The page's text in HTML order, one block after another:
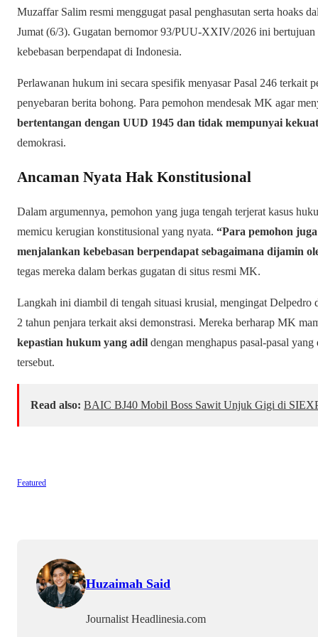
Muzaffar Salim resmi menggugat pasal penghasutan serta hoaks
Jumat (6/3). Gugatan bernomor 93/PUU-XXIV/2026 ini bertujuan
kebebasan berpendapat di Indonesia.
Perlawanan hukum ini secara spesifik menyasar Pasal 246 terkait
penyebaran berita bohong. Para pemohon mendesak MK agar
bertentangan dengan UUD 1945 dan tidak mempunyai
demokrasi.
Ancaman Nyata Hak Konstitusional
Dalam argumennya, pemohon yang juga tengah terjerat kasus
memicu kerugian konstitusional yang nyata. “Para pemohon
menjalankan kebebasan berpendapat sebagaimana dijamin
tegas mereka dalam berkas gugatan di situs resmi MK.
Langkah ini diambil di tengah situasi krusial, mengingat Delpedro
2 tahun penjara terkait aksi demonstrasi. Mereka berharap MK
kepastian hukum yang adil dengan menghapus pasal-pasal
tersebut.
Read also: BAIC BJ40 Mobil Boss Sawit Unjuk Gigi di
Featured
Huzaimah Said
Journalist Headlinesia.com